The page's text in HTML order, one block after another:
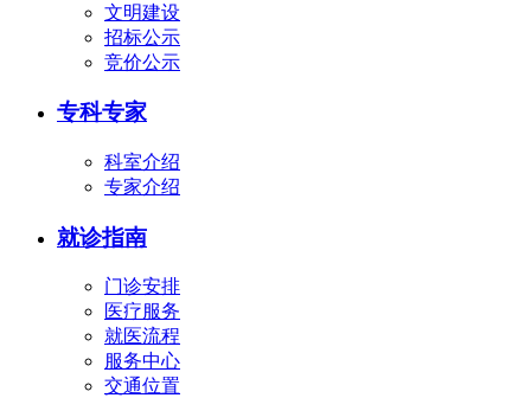
文明建设
招标公示
竞价公示
专科专家
科室介绍
专家介绍
就诊指南
门诊安排
医疗服务
就医流程
服务中心
交通位置